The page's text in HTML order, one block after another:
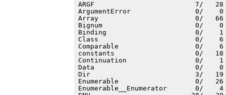
ARGF                         7/   28 (
ArgumentError                0/    0
Array                        0/   66 (
Bignum                       0/    0 (
Binding                      0/    1 (
Class                        0/    6 (
Comparable                   0/    6
constants                    0/   18 (
Continuation                 0/    1 (
Data                         0/    0 (
Dir                          3/   19 (
Enumerable                   0/   26
Enumerable__Enumerator       0/